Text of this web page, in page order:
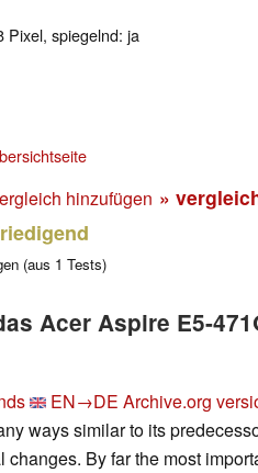
Pixel, spiegelnd: ja
hinzufügen »
(aus 1 Tests)
Acer Aspire E5-
EN→DE Archive.org
ways similar to its
changes. By far the most